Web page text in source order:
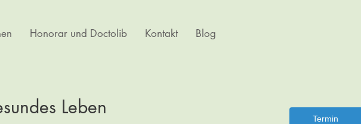
Termin
Honorar und Doctolib Kontakt Blog
Leben